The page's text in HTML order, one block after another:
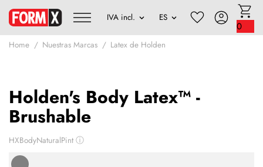
0
Home Nuestras Marcas Latex de Holden
Holden's Body Latex™ -
Brushable
HXBodyNaturalPint ⓘ